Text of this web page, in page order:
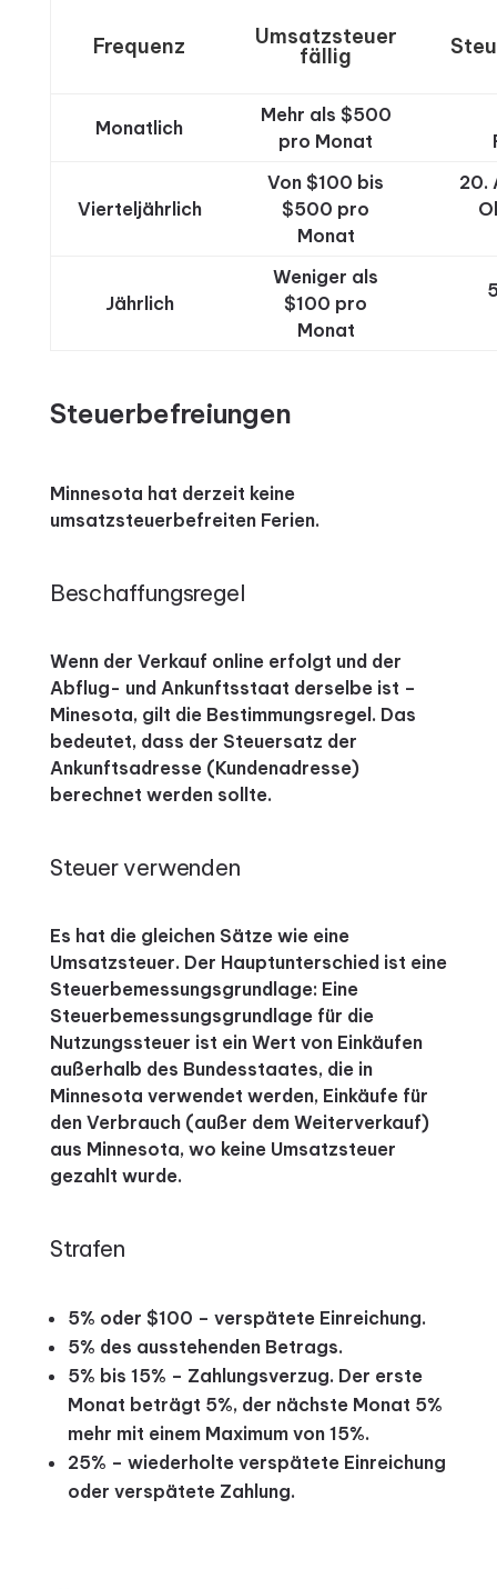
Frequenz Umsatzsteuer
fällig
Monatlich
Mehr als $500
pro Monat
Vierteljährlich
Von $100 bis
$500 pro
Monat
20.
Jährlich
Weniger als
$100 pro
Monat
Steuerbefreiungen
Minnesota hat derzeit keine
umsatzsteuerbefreiten Ferien.
Beschaffungsregel
Wenn der Verkauf online erfolgt und der
Abflug- und Ankunftsstaat derselbe ist –
Minesota, gilt die Bestimmungsregel. Das
bedeutet, dass der Steuersatz der
Ankunftsadresse (Kundenadresse)
berechnet werden sollte.
Steuer verwenden
Es hat die gleichen Sätze wie eine
Umsatzsteuer. Der Hauptunterschied ist eine
Steuerbemessungsgrundlage: Eine
Steuerbemessungsgrundlage für die
Nutzungssteuer ist ein Wert von Einkäufen
außerhalb des Bundesstaates, die in
Minnesota verwendet werden, Einkäufe für
den Verbrauch (außer dem Weiterverkauf)
aus Minnesota, wo keine Umsatzsteuer
gezahlt wurde.
Strafen
5% oder $100 – verspätete Einreichung.
5% des ausstehenden Betrags.
5% bis 15% – Zahlungsverzug. Der erste
Monat beträgt 5%, der nächste Monat 5%
mehr mit einem Maximum von 15%.
25% – wiederholte verspätete Einreichung
oder verspätete Zahlung.